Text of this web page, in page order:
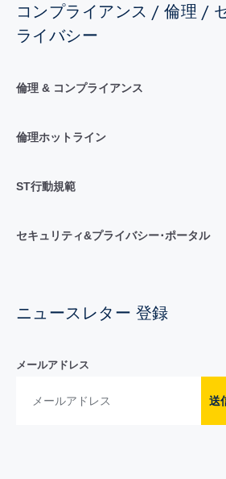
コンプライアンス / 倫理 /
ライバシー
倫理 & コンプライアンス
倫理ホットライン
ST行動規範
セキュリティ&プライバシー･ポータル
ニュースレター 登録
メールアドレス
送